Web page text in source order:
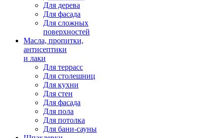
Для дерева
Для фасада
Для сложных
поверхностей
Масла, пропитки,
антисептики
и лаки
Для террасс
Для столешниц
Для кухни
Для стен
Для фасада
Для пола
Для потолка
Для бани-сауны